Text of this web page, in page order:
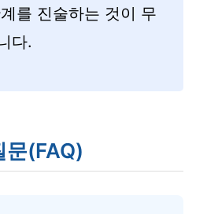
를 진술하는 것이 무
다.
문(FAQ)